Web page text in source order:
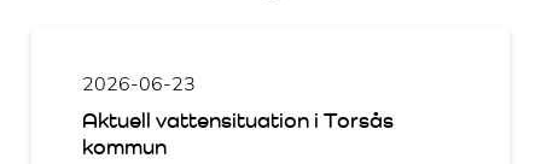
2026-06-23
Aktuell vattensituation i Torsås
kommun